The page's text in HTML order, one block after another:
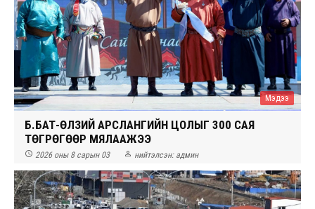
Мэдээ
Б.БАТ-ӨЛЗИЙ АРСЛАНГИЙН ЦОЛЫГ 300 САЯ
ТӨГРӨГӨӨР МЯЛААЖЭЭ
 2026 оны 8 сарын 03  нийтэлсэн: админ